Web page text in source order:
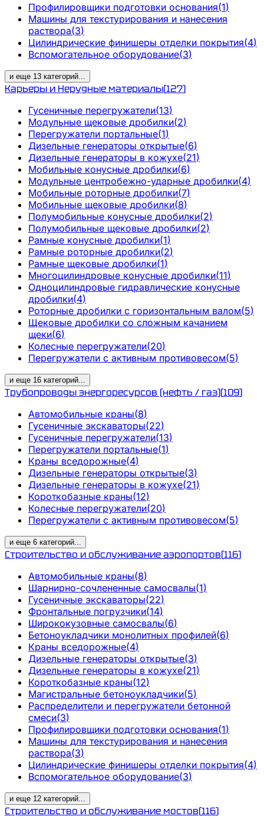
Профилировщики подготовки основания(1)
Машины для текстурирования и нанесения
раствора(3)
Цилиндрические финишеры отделки покрытия(4)
Вспомогательное оборудование(3)
и еще 13 категорий...
Карьеры и Нерудные материалы(127)
Гусеничные перегружатели(13)
Модульные щековые дробилки(2)
Перегружатели портальные(1)
Дизельные генераторы открытые(6)
Дизельные генераторы в кожухе(21)
Мобильные конусные дробилки(6)
Модульные центробежно-ударные дробилки(4)
Мобильные роторные дробилки(7)
Мобильные щековые дробилки(8)
Полумобильные конусные дробилки(2)
Полумобильные щековые дробилки(2)
Рамные конусные дробилки(1)
Рамные роторные дробилки(2)
Рамные щековые дробилки(1)
Многоцилиндровые конусные дробилки(11)
Одноцилиндровые гидравлические конусные
дробилки(4)
Роторные дробилки с горизонтальным валом(5)
Щековые дробилки со сложным качанием
щеки(6)
Колесные перегружатели(20)
Перегружатели с активным противовесом(5)
и еще 16 категорий...
Трубопроводы энергоресурсов (нефть / газ)(109)
Автомобильные краны(8)
Гусеничные экскаваторы(22)
Гусеничные перегружатели(13)
Перегружатели портальные(1)
Краны вседорожные(4)
Дизельные генераторы открытые(3)
Дизельные генераторы в кожухе(21)
Короткобазные краны(12)
Колесные перегружатели(20)
Перегружатели с активным противовесом(5)
и еще 6 категорий...
Строительство и обслуживание аэропортов(116)
Автомобильные краны(8)
Шарнирно-сочлененные самосвалы(1)
Гусеничные экскаваторы(22)
Фронтальные погрузчики(14)
Ширококузовные самосвалы(6)
Бетоноукладчики монолитных профилей(6)
Краны вседорожные(4)
Дизельные генераторы открытые(3)
Дизельные генераторы в кожухе(21)
Короткобазные краны(12)
Магистральные бетоноукладчики(5)
Распределители и перегружатели бетонной
смеси(3)
Профилировщики подготовки основания(1)
Машины для текстурирования и нанесения
раствора(3)
Цилиндрические финишеры отделки покрытия(4)
Вспомогательное оборудование(3)
и еще 12 категорий...
Строительство и обслуживание мостов(116)